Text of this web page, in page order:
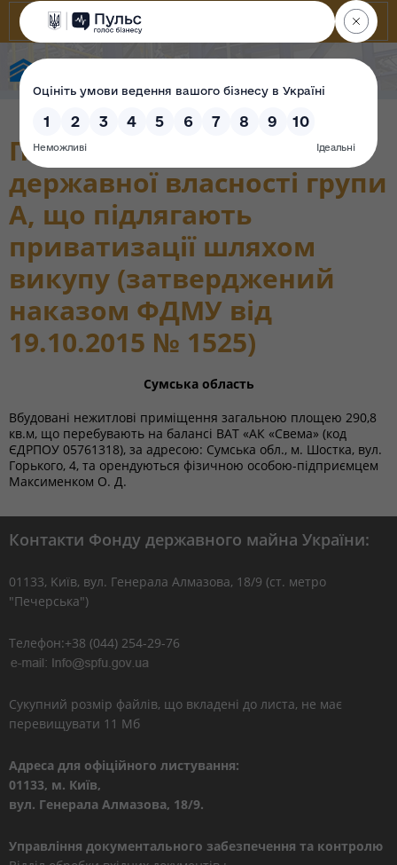
Перелік об’єктів
державної власності групи
А, що підлягають
приватизації шляхом
викупу (затверджений
наказом ФДМУ від
19.10.2015 № 1525)
Сумська область
Вбудовані нежитлові приміщення загальною площею 290,8
кв.м, що перебувають на балансі ВАТ «АК «Свема» (код
ЄДРПОУ 05761318), за адресою: Сумська обл., м. Шостка, вул.
Горького, 4, та орендуються фізичною особою-підприємцем
Максименком О. Д.
Контакти Фонду державного майна України:
01133, Kиїв, вул. Генерала Алмазова, 18/9 (ст. метро
"Печерська")
Телефон:+38 (044) 254-29-76
Сукупний розмір файлів, що вкладені до листа, не має
перевищувати 11 Мб
Адреса для офіційного листування:
01133, м. Київ,
вул. Генерала Алмазова, 18/9.
Управління документального забезпечення та контролю